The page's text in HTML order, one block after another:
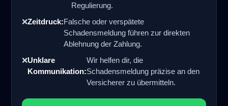
Regulierung.
❌Zeitdruck:Falsche oder verspätete
Schadensmeldung führen zur direkten
Ablehnung der Zahlung.
❌Unklare
Kommunikation:
Wir helfen dir, die
Schadensmeldung präzise an den
Versicherer zu übermitteln.